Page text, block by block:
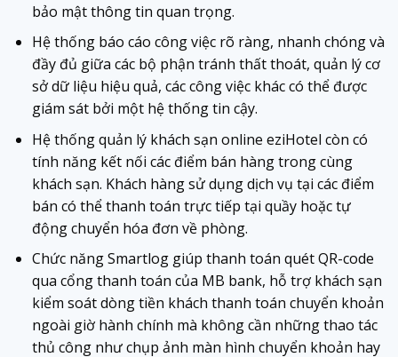
bảo mật thông tin quan trọng.
Hệ thống báo cáo công việc rõ ràng, nhanh chóng và
đầy đủ giữa các bộ phận tránh thất thoát, quản lý cơ
sở dữ liệu hiệu quả, các công việc khác có thể được
giám sát bởi một hệ thống tin cậy.
Hệ thống quản lý khách sạn online eziHotel còn có
tính năng kết nối các điểm bán hàng trong cùng
khách sạn. Khách hàng sử dụng dịch vụ tại các điểm
bán có thể thanh toán trực tiếp tại quầy hoặc tự
động chuyển hóa đơn về phòng.
Chức năng Smartlog giúp thanh toán quét QR-code
qua cổng thanh toán của MB bank, hỗ trợ khách sạn
kiểm soát dòng tiền khách thanh toán chuyển khoản
ngoài giờ hành chính mà không cần những thao tác
thủ công như chụp ảnh màn hình chuyển khoản hay